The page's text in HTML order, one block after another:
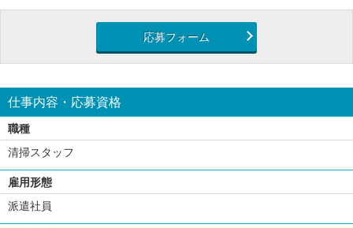
応募フォーム
仕事内容・応募資格
職種
清掃スタッフ
雇用形態
派遣社員